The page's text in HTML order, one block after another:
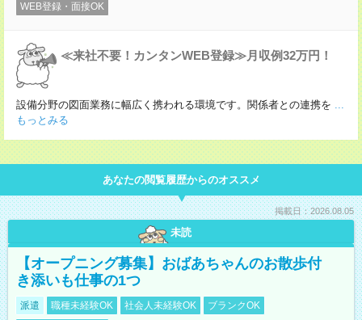
WEB登録・面接OK
≪来社不要！カンタンWEB登録≫月収例32万円！
設備分野の図面業務に幅広く携われる環境です。関係者との連携を ...
もっとみる
あなたの閲覧履歴からのオススメ
掲載日：2026.08.05
未読
【オープニング募集】おばあちゃんのお散歩付
き添いも仕事の1つ
派遣 職種未経験OK 社会人未経験OK
ブランクOK